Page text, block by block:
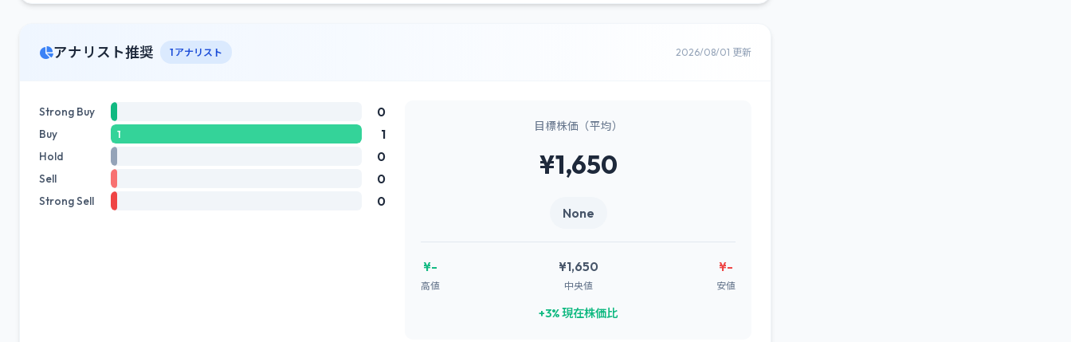
アナリスト推奨 1 アナリスト 2026/08/01 更新
Strong Buy 0
Buy 1 1
Hold 0
Sell 0
Strong Sell 0
目標株価（平均）
¥1,650
None
¥-
高値
¥1,650
中央値
¥-
安値
+3% 現在株価比